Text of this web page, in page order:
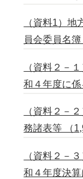
（資料1）
員会委員名
（資料２－
和４年度に
（資料２－
務諸表等 （
（資料２－
和４年度決